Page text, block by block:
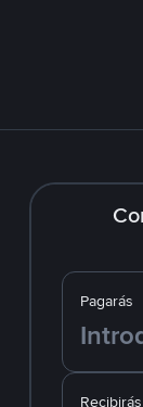
Pagarás
Recibirás